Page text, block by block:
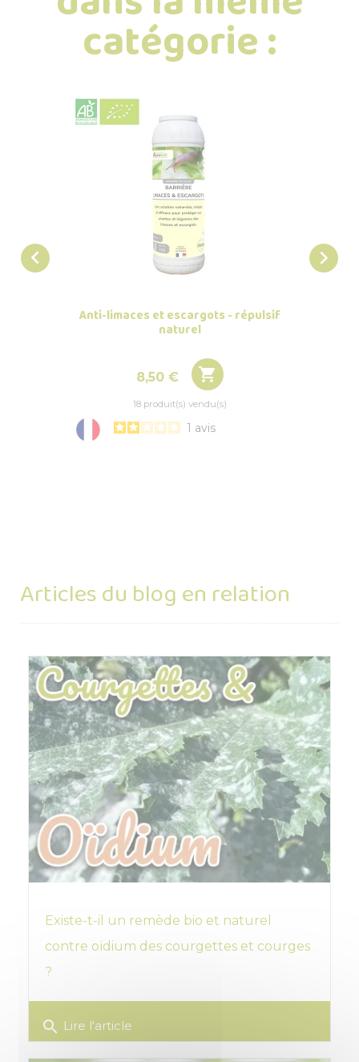
catégorie :

Anti-limaces et escargots - répulsif
naturel
Prix
8,50 € 
18 produit(s) vendu(s)
1 avis

Articles du blog en relation
Existe-t-il un remède bio et naturel
contre oïdium des courgettes et courges
?
search Lire l'article